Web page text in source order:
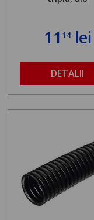
11 14lei
DETALII